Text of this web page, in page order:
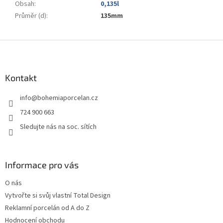
Obsah:
0,135l
Průměr (d): 135mm
Kontakt
info@bohemiaporcelan.cz
724 900 663
Sledujte nás na soc. sítích
Informace pro vás
O nás
Vytvořte si svůj vlastní Total Design
Reklamní porcelán od A do Z
Hodnocení obchodu